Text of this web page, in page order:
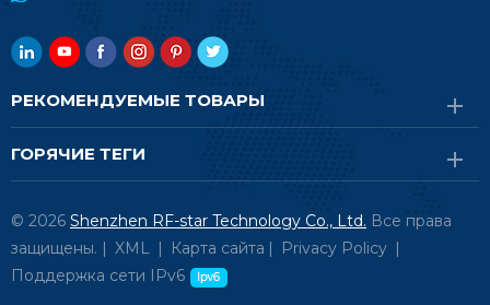
РЕКОМЕНДУЕМЫЕ ТОВАРЫ
ГОРЯЧИЕ ТЕГИ
© 2026 Shenzhen RF-star Technology Co., Ltd. Все права
защищены. | XML | Карта сайта | Privacy Policy |
Поддержка сети IPv6